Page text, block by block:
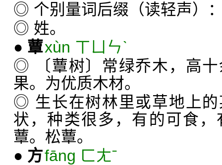
◎ 个别量词后缀（读轻声）
◎ 姓。
● 蕈xùn ㄒㄩㄣˋ
◎ 〔蕈树〕常绿乔木，高
果。为优质木材。
◎ 生长在树林里或草地上
状，种类很多，有的可食
蕈。松蕈。
● 方fāng ㄈㄤˉ